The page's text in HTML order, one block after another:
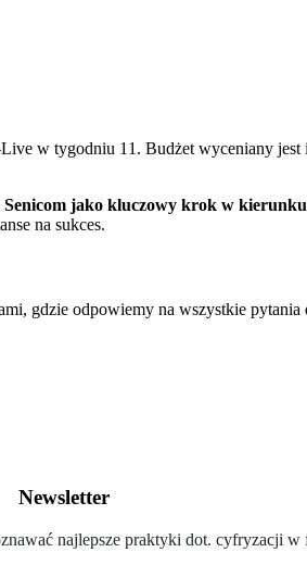
w tygodniu 11. Budżet wyceniany
jako kluczowy krok w
na sukces.
gdzie odpowiemy na wszystkie
Newsletter
najlepsze praktyki dot. cyfryzacji w